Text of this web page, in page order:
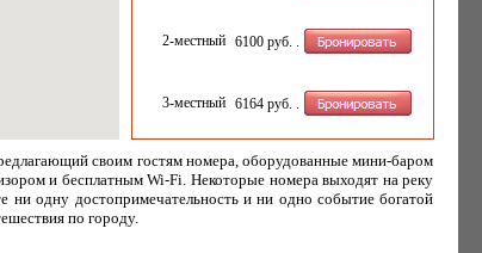
2-местный 6100 руб. .
3-местный 6164 руб. .
своим гостям номера, оборудованные мини-баром
и бесплатным Wi-Fi. Некоторые номера выходят на реку
ни одну достопримечательность и ни одно событие богатой
по городу.